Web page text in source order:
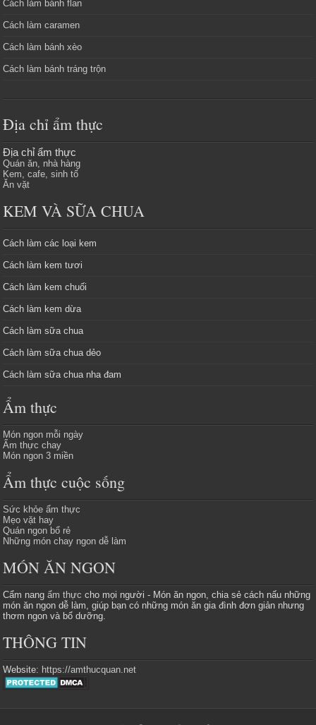
Cách làm bánh flan
Cách làm caramen
Cách làm bánh xèo
Cách làm bánh tráng trộn
Địa chỉ ẩm thực
Địa chỉ ẩm thực
Quán ăn, nhà hàng
Kem, cafe, sinh tố
Ăn vặt
KEM VÀ SỮA CHUA
Cách làm các loại kem
Cách làm kem tươi
Cách làm kem chuối
Cách làm kem dừa
Cách làm sữa chua
Cách làm sữa chua dẻo
Cách làm sữa chua nha đam
Ẩm thực
Món ngon mỗi ngày
Ẩm thực chay
Món ngon 3 miền
Ẩm thực cuộc sống
Sức khỏe ẩm thực
Mẹo vặt hay
Quán ngon bổ rẻ
Những món chay ngon dễ làm
MÓN ĂN NGON
Cẩm nangẩm thực cho mọi người - Món ăn ngon, chia sẻ cách nấu những
món ăn ngon dễ làm, giúp bạn có những món ăn gia đình đơn giản nhưng
thơm ngon và bổ dưỡng.
THÔNG TIN
Website: https://amthucquan.net